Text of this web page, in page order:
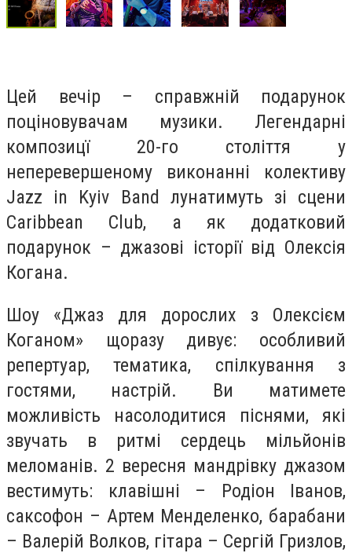
Цей вечір – справжній подарунок
поціновувачам музики. Легендарні
композицї 20-го століття у
неперевершеному виконанні колективу
Jazz in Kyiv Band лунатимуть зі сцени
Caribbean Club, а як додатковий
подарунок – джазові історії від Олексія
Когана.
Шоу «Джаз для дорослих з Олексієм
Коганом» щоразу дивує: особливий
репертуар, тематика, спілкування з
гостями, настрій. Ви матимете
можливість насолодитися піснями, які
звучать в ритмі сердець мільйонів
меломанів. 2 вересня мандрівку джазом
вестимуть: клавішні – Родіон Іванов,
саксофон – Артем Менделенко, барабани
– Валерій Волков, гітара – Сергій Гризлов,